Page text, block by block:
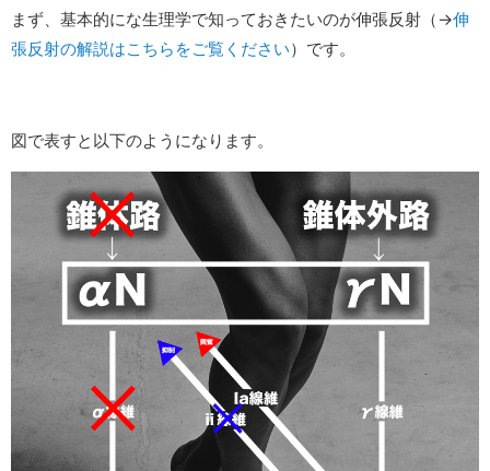
まず、基本的にな生理学で知っておきたいのが伸張反射（→伸
張反射の解説はこちらをご覧ください）です。
図で表すと以下のようになります。